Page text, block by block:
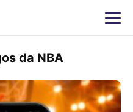
da NBA